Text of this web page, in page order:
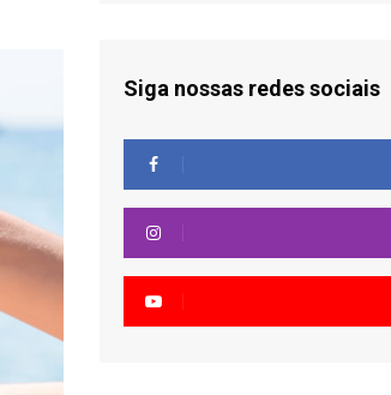
Siga nossas redes sociais